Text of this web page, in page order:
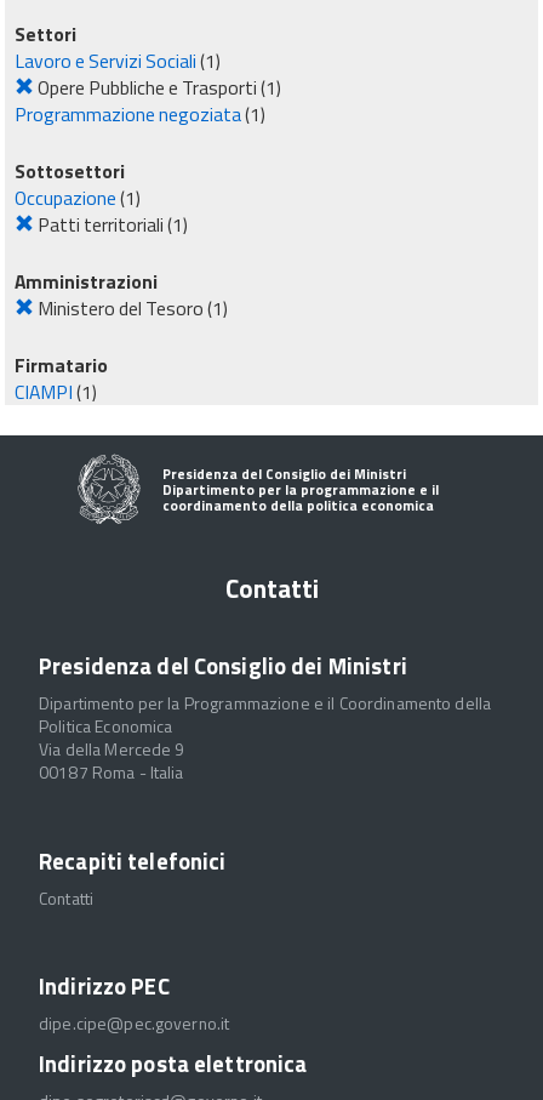
Settori
Lavoro e Servizi Sociali(1)
Opere Pubbliche e Trasporti(1)
Programmazione negoziata(1)
Sottosettori
Occupazione(1)
Patti territoriali(1)
Amministrazioni
Ministero del Tesoro(1)
Firmatario
CIAMPI(1)
Presidenza del Consiglio dei Ministri
Dipartimento per la programmazione e il
coordinamento della politica economica
Contatti
Presidenza del Consiglio dei Ministri
Dipartimento per la Programmazione e il Coordinamento della
Politica Economica
Via della Mercede 9
00187 Roma - Italia
Recapiti telefonici
Contatti
Indirizzo PEC
dipe.cipe@pec.governo.it
Indirizzo posta elettronica